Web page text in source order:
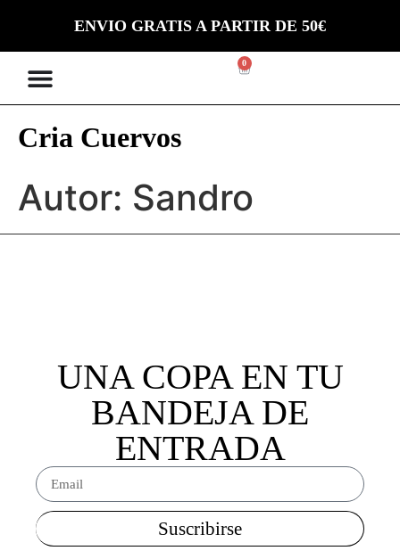
ENVIO GRATIS A PARTIR DE 50€
0
Cria Cuervos
Autor: Sandro
UNA COPA EN TU
BANDEJA DE
ENTRADA
Suscribirse